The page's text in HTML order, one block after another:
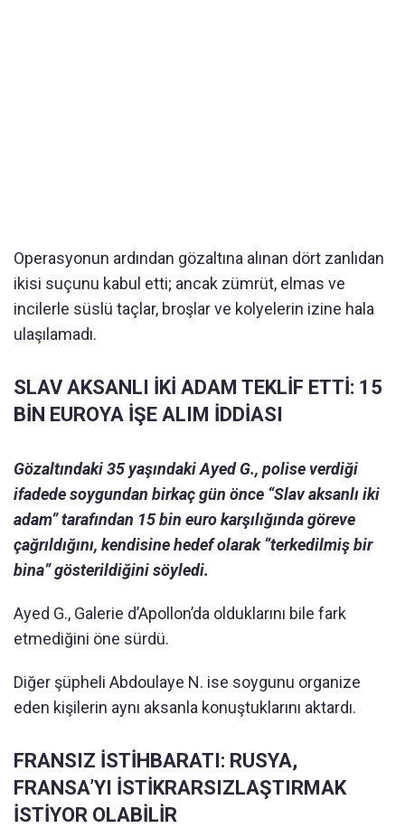
Operasyonun ardından gözaltına alınan dört zanlıdan
ikisi suçunu kabul etti; ancak zümrüt, elmas ve
incilerle süslü taçlar, broşlar ve kolyelerin izine hala
ulaşılamadı.
SLAV AKSANLI İKİ ADAM TEKLİF ETTİ: 15
BİN EUROYA İŞE ALIM İDDİASI
Gözaltındaki 35 yaşındaki Ayed G., polise verdiği
ifadede soygundan birkaç gün önce “Slav aksanlı iki
adam” tarafından 15 bin euro karşılığında göreve
çağrıldığını, kendisine hedef olarak “terkedilmiş bir
bina” gösterildiğini söyledi.
Ayed G., Galerie d’Apollon’da olduklarını bile fark
etmediğini öne sürdü.
Diğer şüpheli Abdoulaye N. ise soygunu organize
eden kişilerin aynı aksanla konuştuklarını aktardı.
FRANSIZ İSTİHBARATI: RUSYA,
FRANSA’YI İSTİKRARSIZLAŞTIRMAK
İSTİYOR OLABİLİR